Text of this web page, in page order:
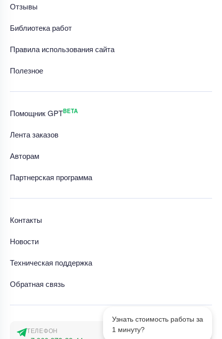
Узнать стоимость работы за
1 минуту?
Отзывы
Библиотека работ
Правила использования сайта
Полезное
Помощник GPTBETA
Лента заказов
Авторам
Партнерская программа
Контакты
Новости
Техническая поддержка
Обратная связь
ТЕЛЕФОН